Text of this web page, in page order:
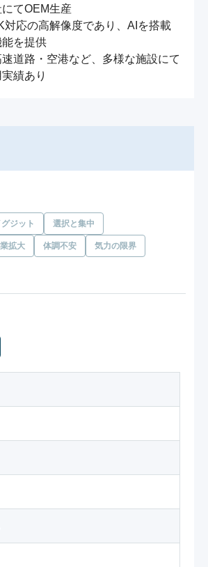
てOEM生産
対応の高解像度であり、AIを搭載
能を提供
道路・空港など、多様な施設にて
績あり
グジット 選択と集中
拡大 体調不安 気力の限界